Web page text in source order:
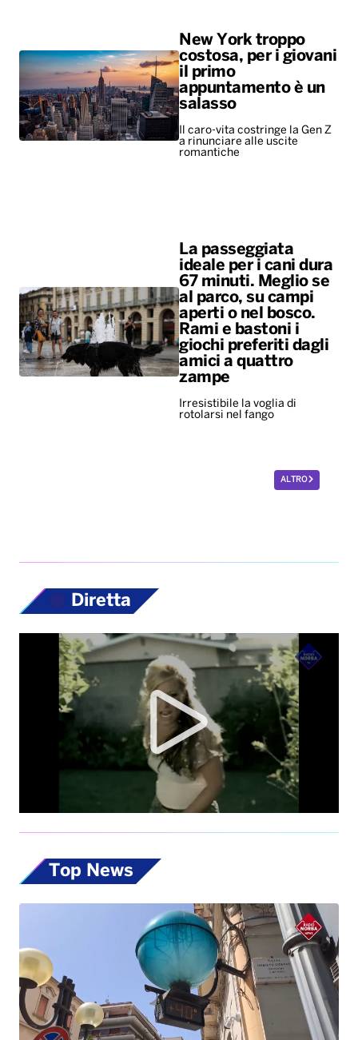
New York troppo
costosa, per i giovani
il primo
appuntamento è un
salasso
Il caro-vita costringe la Gen Z
a rinunciare alle uscite
romantiche
La passeggiata
ideale per i cani dura
67 minuti. Meglio se
al parco, su campi
aperti o nel bosco.
Rami e bastoni i
giochi preferiti dagli
amici a quattro
zampe
Irresistibile la voglia di
rotolarsi nel fango
ALTRO
Diretta
Top News